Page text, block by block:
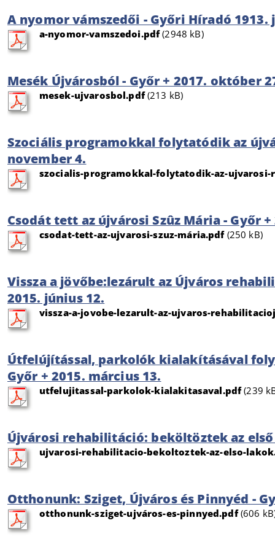
A nyomor vámszedői - Győri Híradó 1913.
a-nyomor-vamszedoi.pdf(2948 kB)
Mesék Újvárosból - Győr + 2017. október
mesek-ujvarosbol.pdf(213 kB)
Szociális programokkal folytatódik az
november 4.
szocialis-programokkal-folytatodik-az-
Csodát tett az újvárosi Szûz Mária - Győr
csodat-tett-az-ujvarosi-szuz-mária.pdf(250 kB)
Vissza a jövőbe:lezárult az Újváros
2015. június 12.
vissza-a-jovobe-lezarult-az-ujvaros-
Útfelújítással, parkolók kialakításával
Győr + 2015. március 13.
utfelujitassal-parkolok-kialakitasaval.pdf(239
Újvárosi rehabilitáció: beköltöztek az
ujvarosi-rehabilitacio-bekoltoztek-az-elso-
Otthonunk: Sziget, Újváros és Pinnyéd -
otthonunk-sziget-ujváros-es-pinnyed.pdf(606